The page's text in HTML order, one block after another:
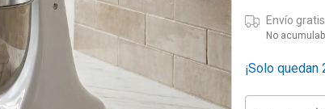
Envío gratis
No
¡Solo quedan